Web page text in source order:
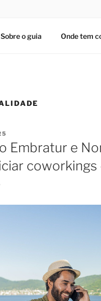
Sobre o guia Onde tem
Embratur e
coworkings